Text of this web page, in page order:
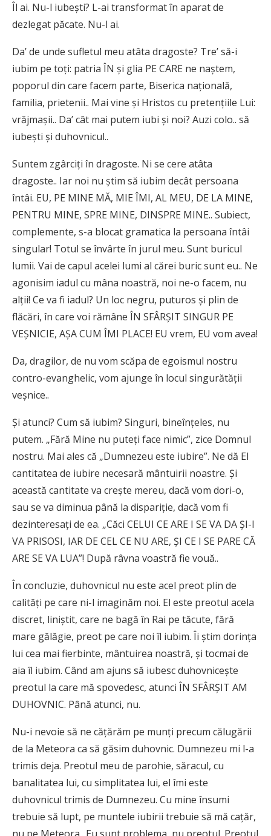
Îl ai. Nu-l iubești? L-ai transformat în aparat de
dezlegat păcate. Nu-l ai.
Da’ de unde sufletul meu atâta dragoste? Tre’ să-i
iubim pe toți: patria ÎN și glia PE CARE ne naștem,
poporul din care facem parte, Biserica națională,
familia, prietenii.. Mai vine și Hristos cu pretențiile Lui:
vrăjmașii.. Da’ cât mai putem iubi și noi? Auzi colo.. să
iubești și duhovnicul..
Suntem zgârciți în dragoste. Ni se cere atâta
dragoste.. Iar noi nu știm să iubim decât persoana
întâi. EU, PE MINE MĂ, MIE ÎMI, AL MEU, DE LA MINE,
PENTRU MINE, SPRE MINE, DINSPRE MINE.. Subiect,
complemente, s-a blocat gramatica la persoana întâi
singular! Totul se învârte în jurul meu. Sunt buricul
lumii. Vai de capul acelei lumi al cărei buric sunt eu.. Ne
agonisim iadul cu mâna noastră, noi ne-o facem, nu
alții! Ce va fi iadul? Un loc negru, puturos și plin de
flăcări, în care voi rămâne ÎN SFÂRȘIT SINGUR PE
VEȘNICIE, AȘA CUM ÎMI PLACE! EU vrem, EU vom avea!
Da, dragilor, de nu vom scăpa de egoismul nostru
contro-evanghelic, vom ajunge în locul singurătății
veșnice..
Și atunci? Cum să iubim? Singuri, bineînțeles, nu
putem. „Fără Mine nu puteți face nimic”, zice Domnul
nostru. Mai ales că „Dumnezeu este iubire”. Ne dă El
cantitatea de iubire necesară mântuirii noastre. Și
această cantitate va crește mereu, dacă vom dori-o,
sau se va diminua până la dispariție, dacă vom fi
dezinteresați de ea. „Căci CELUI CE ARE I SE VA DA ȘI-I
VA PRISOSI, IAR DE CEL CE NU ARE, ȘI CE I SE PARE CĂ
ARE SE VA LUA”! După râvna voastră fie vouă..
În concluzie, duhovnicul nu este acel preot plin de
calități pe care ni-l imaginăm noi. El este preotul acela
discret, liniștit, care ne bagă în Rai pe tăcute, fără
mare gălăgie, preot pe care noi îl iubim. Îi știm dorința
lui cea mai fierbinte, mântuirea noastră, și tocmai de
aia îl iubim. Când am ajuns să iubesc duhovnicește
preotul la care mă spovedesc, atunci ÎN SFÂRȘIT AM
DUHOVNIC. Până atunci, nu.
Nu-i nevoie să ne cățărăm pe munți precum călugării
de la Meteora ca să găsim duhovnic. Dumnezeu mi l-a
trimis deja. Preotul meu de parohie, săracul, cu
banalitatea lui, cu simplitatea lui, el îmi este
duhovnicul trimis de Dumnezeu. Cu mine însumi
trebuie să lupt, pe muntele iubirii trebuie să mă cațăr,